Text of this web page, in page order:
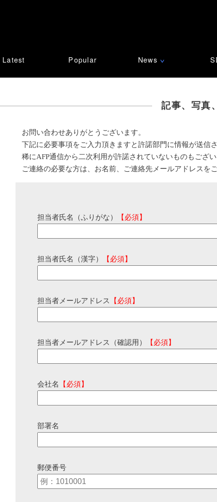
Latest Popular News ∨
記事、写真
お問い合わせありがとうございます。
下記に必要事項をご入力頂きますと許諾部門に情報が送信
稀にAFP通信から二次利用が許諾されていないものもござ
ご連絡の必要な方は、お名前、ご連絡先メールアドレスを
担当者氏名（ふりがな） 【必須】
担当者氏名（漢字） 【必須】
担当者メールアドレス 【必須】
担当者メールアドレス（確認用） 【必須】
会社名 【必須】
部署名
郵便番号